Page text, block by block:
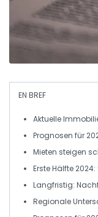
EN BREF
Aktuelle
Prognosen für
Mieten steigen
Erste Hälfte2024
Langfristig:
Regionale